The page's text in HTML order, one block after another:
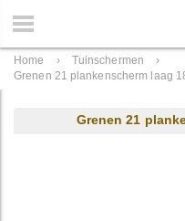
Home › Tuinschermen
›
Grenen 21 plankenscherm laag
Grenen 21